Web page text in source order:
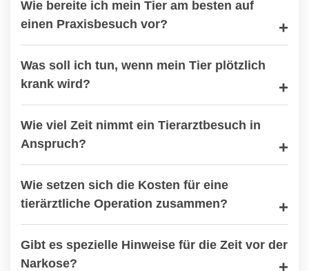
Wie bereite ich mein Tier am besten auf
einen Praxisbesuch vor?
Was soll ich tun, wenn mein Tier plötzlich
krank wird?
Wie viel Zeit nimmt ein Tierarztbesuch in
Anspruch?
Wie setzen sich die Kosten für eine
tierärztliche Operation zusammen?
Gibt es spezielle Hinweise für die Zeit vor der
Narkose?